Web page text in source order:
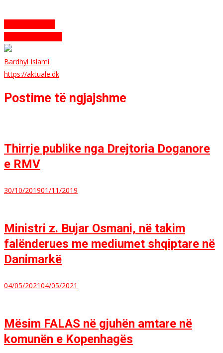
Bardhyl Islami
https://aktuale.dk
Postime të ngjajshme
Thirrje publike nga Drejtoria Doganore
e RMV
30/10/201901/11/2019
Ministri z. Bujar Osmani, në takim
falënderues me mediumet shqiptare në
Danimarkë
04/05/202104/05/2021
Mësim FALAS në gjuhën amtare në
komunën e Kopenhagës